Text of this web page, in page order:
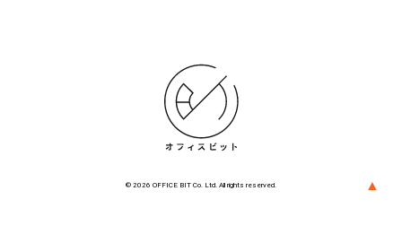
© 2026 OFFICE BIT Co. Ltd. All rights reserved. ▲